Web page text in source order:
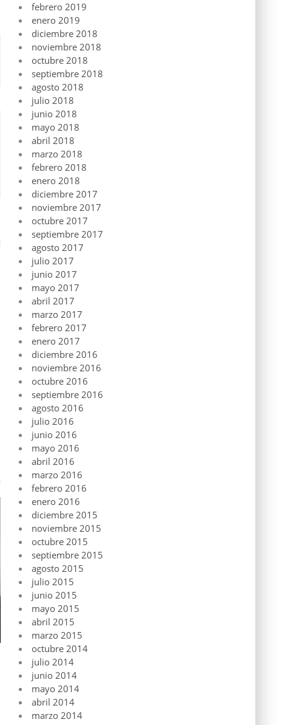
febrero 2019
enero 2019
diciembre 2018
noviembre 2018
octubre 2018
septiembre 2018
agosto 2018
julio 2018
junio 2018
mayo 2018
abril 2018
marzo 2018
febrero 2018
enero 2018
diciembre 2017
noviembre 2017
octubre 2017
septiembre 2017
agosto 2017
julio 2017
junio 2017
mayo 2017
abril 2017
marzo 2017
febrero 2017
enero 2017
diciembre 2016
noviembre 2016
octubre 2016
septiembre 2016
agosto 2016
julio 2016
junio 2016
mayo 2016
abril 2016
marzo 2016
febrero 2016
enero 2016
diciembre 2015
noviembre 2015
octubre 2015
septiembre 2015
agosto 2015
julio 2015
junio 2015
mayo 2015
abril 2015
marzo 2015
octubre 2014
julio 2014
junio 2014
mayo 2014
abril 2014
marzo 2014